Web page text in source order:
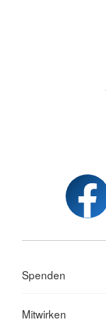
Spenden
Mitwirken